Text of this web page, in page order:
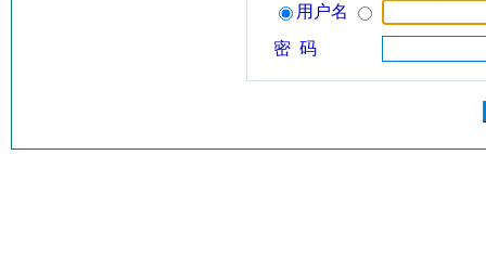
用户名
密 码